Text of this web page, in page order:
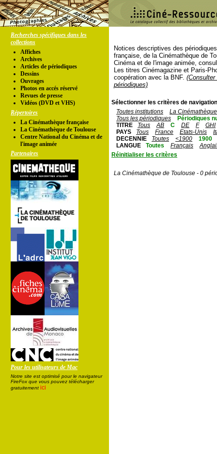
Recherches spécifiques dans les
collections
Affiches
Archives
Articles de périodiques
Dessins
Ouvrages
Photos en accés réservé
Revues de presse
Vidéos (DVD et VHS)
Répertoires
La Cinémathèque française
La Cinémathèque de Toulouse
Centre National du Cinéma et de
l'image animée
Partenaires
Pour les utilisateurs de Mac
Notre site est optimisé pour le navigateur
FireFox que vous pouvez télécharger
gratuitement ici
Notices descriptives des
française, de la Cinémathèque de
Cinéma et de l'image animée,
Les titres Cinémagazine et Paris-
coopération avec la BNF.
périodiques)
Sélectionner les critères de
Toutes institutions
La
Tous les périodiques
Périodiques
TITRE
Tous AB C DE F
GHI
PAYS
Tous France Etats-Unis
DECENNIE
Toutes <1900
1900
LANGUE
Toutes Français
Réinitialiser les critères
La Cinémathèque de Toulouse - 0